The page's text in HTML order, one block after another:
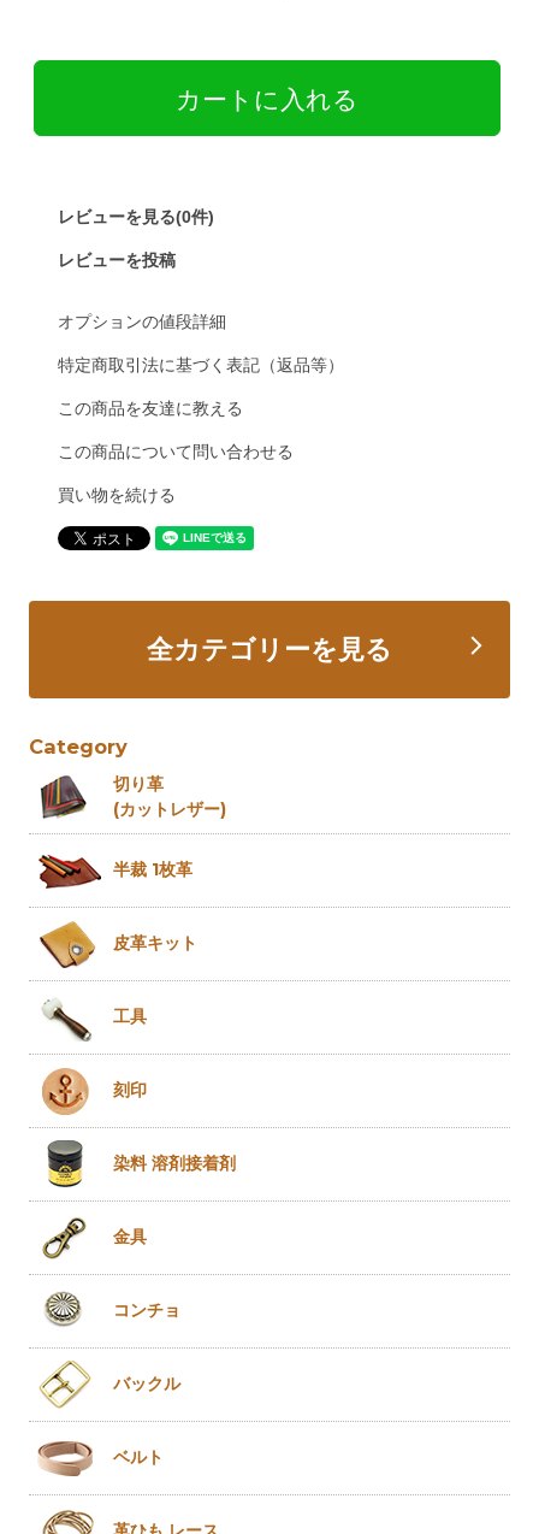
レビューを見る(0件)
レビューを投稿
オプションの値段詳細
特定商取引法に基づく表記（返品等）
この商品を友達に教える
この商品について問い合わせる
買い物を続ける
全カテゴリーを見る
Category
切り革
(カットレザー)
半裁 1枚革
皮革キット
工具
刻印
染料 溶剤接着剤
金具
コンチョ
バックル
ベルト